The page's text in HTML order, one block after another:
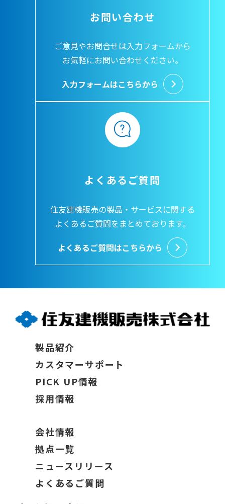
お問い合わせ
ご意見やお問合せは入力フォームから
お気軽にお問い合わせください。
入力フォームはこちらから
よくあるご質問
住友建機販売の製品・サービスに関する
よくあるご質問をまとめております。
よくあるご質問はこちらから
製品紹介
カスタマーサポート
PICK UP情報
採用情報
会社情報
拠点一覧
ニュースリリース
よくあるご質問